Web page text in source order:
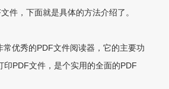
件，下面就是具体的方法介绍了。
优秀的PDF文件阅读器，它的主要功
PDF文件，是个实用的全面的PDF